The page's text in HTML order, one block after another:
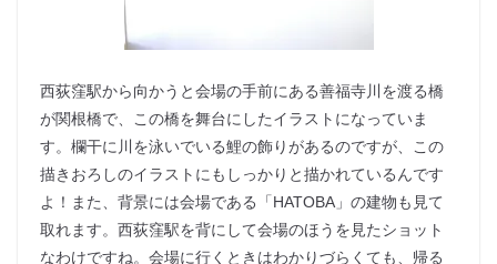
西荻窪駅から向かうと会場の手前にある善福寺川を渡る橋
が関根橋で、この橋を舞台にしたイラストになっていま
す。欄干に川を泳いでいる鯉の飾りがあるのですが、この
描きおろしのイラストにもしっかりと描かれているんです
よ！また、背景には会場である「HATOBA」の建物も見て
取れます。西荻窪駅を背にして会場のほうを見たショット
なわけですね。会場に行くときはわかりづらくても、帰る